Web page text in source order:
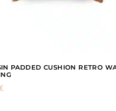
PADDED CUSHION RETRO
€